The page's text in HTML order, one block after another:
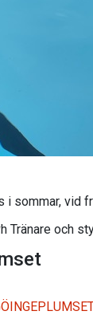
i sommar, vid
Tränare och